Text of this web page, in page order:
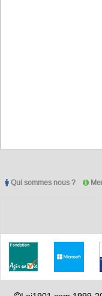
Qui sommes nous ?